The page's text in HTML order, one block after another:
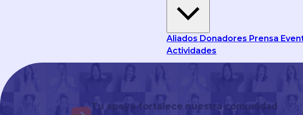
Aliados Donadores Prensa
Actividades
Tu apoyo fortalece nuestra comunidad
Pruebas y Tratamiento de ITS